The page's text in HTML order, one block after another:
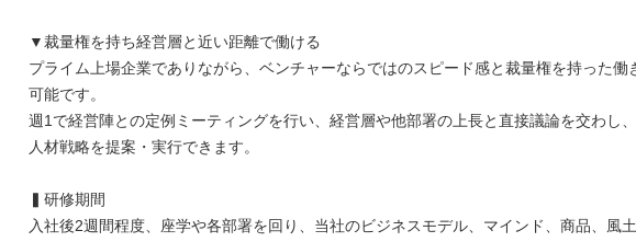
▼裁量権を持ち経営層と近い距離で働ける
プライム上場企業でありながら、ベンチャーならではのスピード感と裁量権を持った働
可能です。
週1で経営陣との定例ミーティングを行い、経営層や他部署の上長と直接議論を交わし
人材戦略を提案・実行できます。
▍研修期間
入社後2週間程度、座学や各部署を回り、当社のビジネスモデル、マインド、商品、風